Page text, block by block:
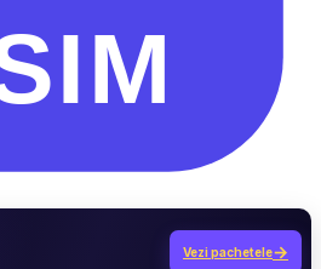
Vezi pachetele→